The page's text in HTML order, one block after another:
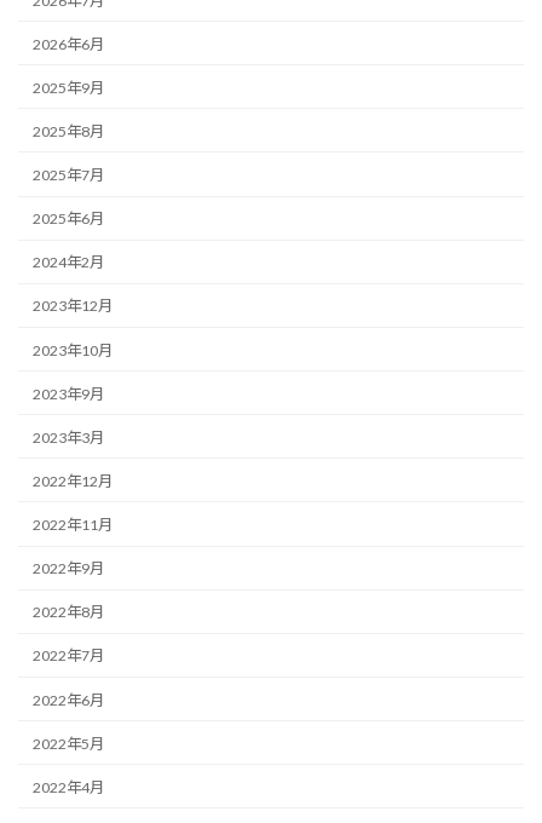
2026年6月
2025年9月
2025年8月
2025年7月
2025年6月
2024年2月
2023年12月
2023年10月
2023年9月
2023年3月
2022年12月
2022年11月
2022年9月
2022年8月
2022年7月
2022年6月
2022年5月
2022年4月